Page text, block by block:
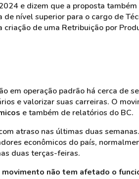
e dizem que a proposta
de nível superior para o cargo de
de uma Retribuição por
em operação padrão há cerca de
e valorizar suas carreiras. O
e também de relatórios do BC.
atraso nas últimas duas
econômicos do país,
duas terças-feiras.
movimento não tem afetado o